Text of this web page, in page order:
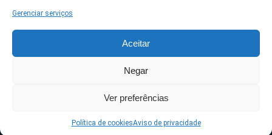
Gerenciar serviços
Aceitar
Negar
Ver preferências
Política de cookiesAviso de privacidade
*Datasul, Fluig, Protheus, RM e TOTVS são uma
direitos reservados.Políticas de privacidade